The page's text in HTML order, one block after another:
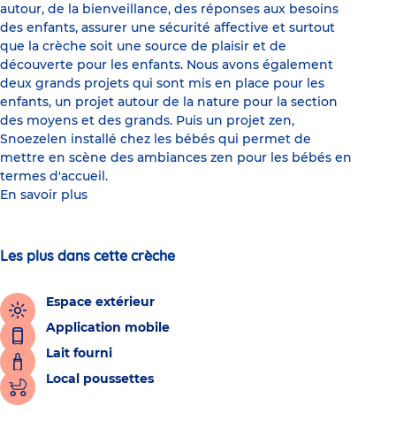
autour, de la bienveillance, des réponses aux besoins
des enfants, assurer une sécurité affective et surtout
que la crèche soit une source de plaisir et de
découverte pour les enfants. Nous avons également
deux grands projets qui sont mis en place pour les
enfants, un projet autour de la nature pour la section
des moyens et des grands. Puis un projet zen,
Snoezelen installé chez les bébés qui permet de
mettre en scène des ambiances zen pour les bébés en
termes d'accueil.
En savoir plus
Les plus dans cette crèche
Espace extérieur
Application mobile
Lait fourni
Local poussettes